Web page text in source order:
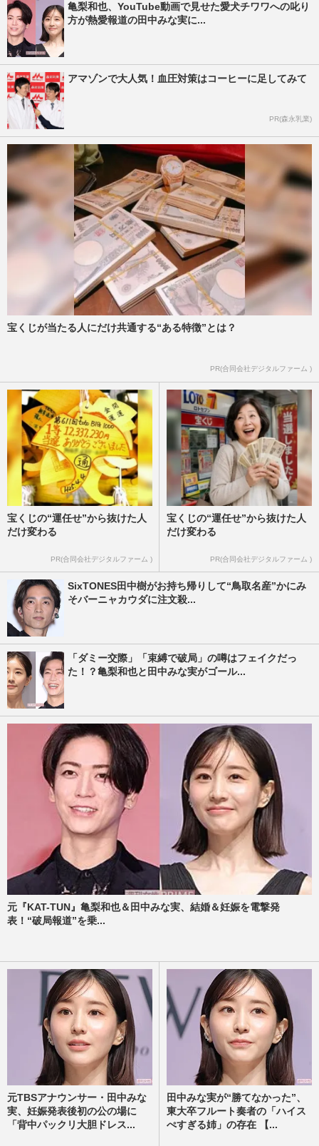
亀梨和也、YouTube動画で見せた愛犬チワワへの叱り
方が熱愛報道の田中みな実に...
アマゾンで大人気！血圧対策はコーヒーに足してみて
PR(森永乳業)
宝くじが当たる人にだけ共通する“ある特徴”とは？
PR(合同会社デジタルファーム )
宝くじの“運任せ”から抜けた人
だけ変わる
PR(合同会社デジタルファーム )
宝くじの“運任せ”から抜けた人
だけ変わる
PR(合同会社デジタルファーム )
SixTONES田中樹がお持ち帰りして“鳥取名産”かにみ
そバーニャカウダに注文殺...
「ダミー交際」「束縛で破局」の噂はフェイクだっ
た！？亀梨和也と田中みな実がゴール...
元『KAT-TUN』亀梨和也＆田中みな実、結婚＆妊娠を電撃発
表！“破局報道”を乗...
元TBSアナウンサー・田中みな
実、妊娠発表後初の公の場に
「背中パックリ大胆ドレス...
田中みな実が“勝てなかった”、
東大卒フルート奏者の「ハイス
ぺすぎる姉」の存在 【...